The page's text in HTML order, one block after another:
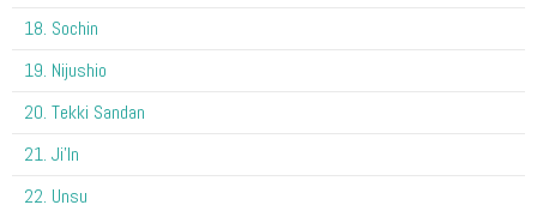
18. Sochin
19. Nijushio
20. Tekki Sandan
21. Ji'In
22. Unsu